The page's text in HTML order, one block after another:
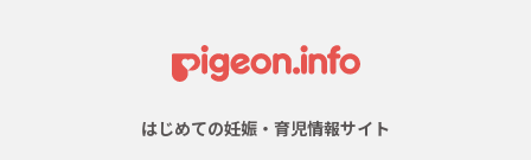
はじめての妊娠・育児情報サイト